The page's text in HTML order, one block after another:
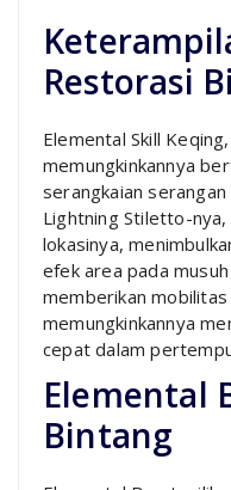
Restorasi
Elemental Skill
memungkinkannya
serangkaian
Lightning Stiletto-
lokasinya,
efek area pada
memberikan
memungkinkannya
cepat dalam
Elemental
Bintang